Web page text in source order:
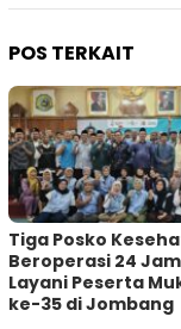
POS TERKAIT
Tiga Posko
Beroperasi 24
Layani Peserta
ke-35 di Jombang